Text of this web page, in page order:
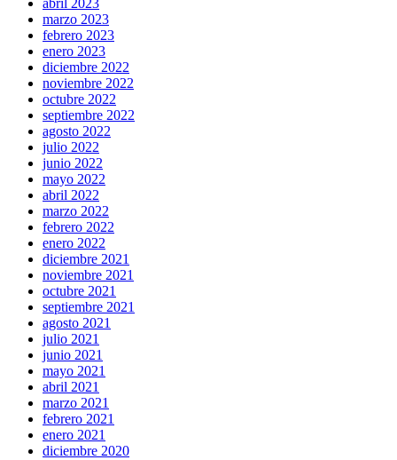
marzo 2023
febrero 2023
enero 2023
diciembre 2022
noviembre 2022
octubre 2022
septiembre 2022
agosto 2022
julio 2022
junio 2022
mayo 2022
abril 2022
marzo 2022
febrero 2022
enero 2022
diciembre 2021
noviembre 2021
octubre 2021
septiembre 2021
agosto 2021
julio 2021
junio 2021
mayo 2021
abril 2021
marzo 2021
febrero 2021
enero 2021
diciembre 2020